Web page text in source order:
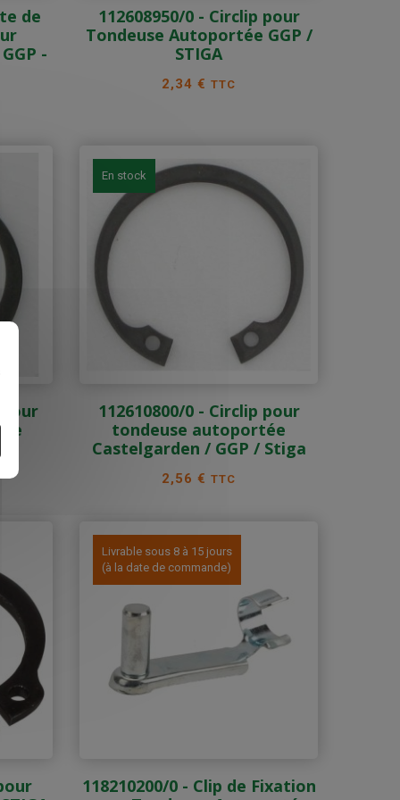
de
-
112608950/0 - Circlip pour
Tondeuse Autoportée GGP /
STIGA
Prix
2,34 €TTC
pour
En stock
112610800/0 - Circlip pour
tondeuse autoportée
Castelgarden / GGP / Stiga
Prix
2,56 €TTC
Livrable sous 8 à 15 jours
(à la date de commande)
118210200/0 - Clip de Fixation